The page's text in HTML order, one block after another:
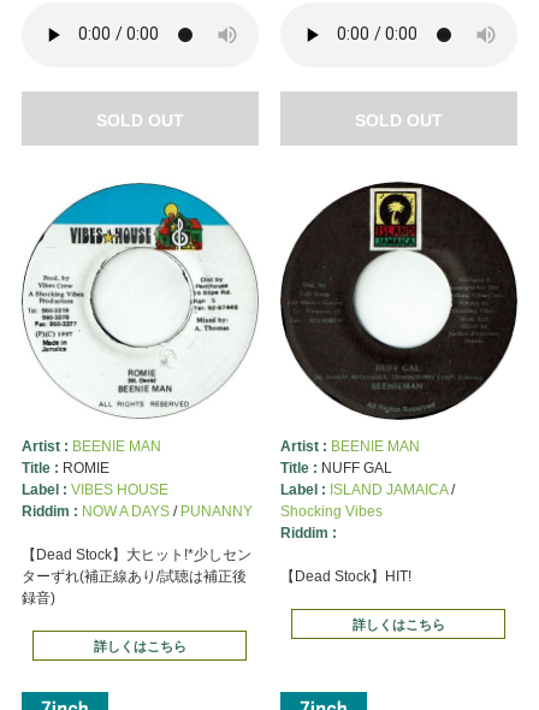
SOLD OUT SOLD OUT
Artist : BEENIE MAN
Title : ROMIE
Label : VIBES HOUSE
Riddim : NOW A DAYS/ PUNANNY
【Dead Stock】大ヒット!*少しセン
ターずれ(補正線あり/試聴は補正後
録音)
詳しくはこちら
Artist : BEENIE MAN
Title : NUFF GAL
Label : ISLAND JAMAICA/
Shocking Vibes
Riddim :
【Dead Stock】HIT!
詳しくはこちら